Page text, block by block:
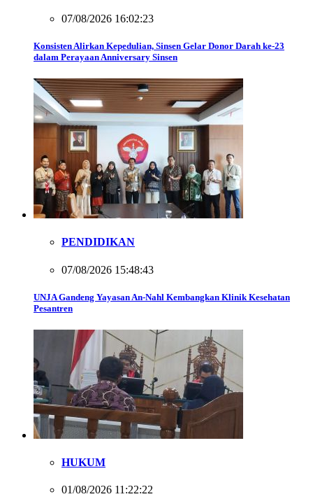
07/08/2026 16:02:23
Konsisten Alirkan Kepedulian, Sinsen Gelar Donor Darah ke-23
dalam Perayaan Anniversary Sinsen
PENDIDIKAN
07/08/2026 15:48:43
UNJA Gandeng Yayasan An-Nahl Kembangkan Klinik Kesehatan
Pesantren
HUKUM
01/08/2026 11:22:22